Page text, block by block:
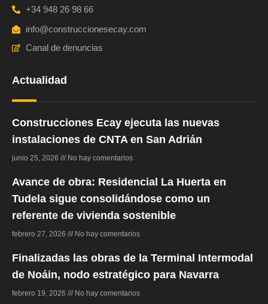
+34 948 26 98 66
info@construccionesecay.com
Canal de denuncias
Actualidad
Construcciones Ecay ejecuta las nuevas
instalaciones de CNTA en San Adrián
junio 25, 2026 No hay comentarios
Avance de obra: Residencial La Huerta en
Tudela sigue consolidándose como un
referente de vivienda sostenible
febrero 27, 2026 No hay comentarios
Finalizadas las obras de la Terminal Intermodal
de Noáin, nodo estratégico para Navarra
febrero 19, 2026 No hay comentarios